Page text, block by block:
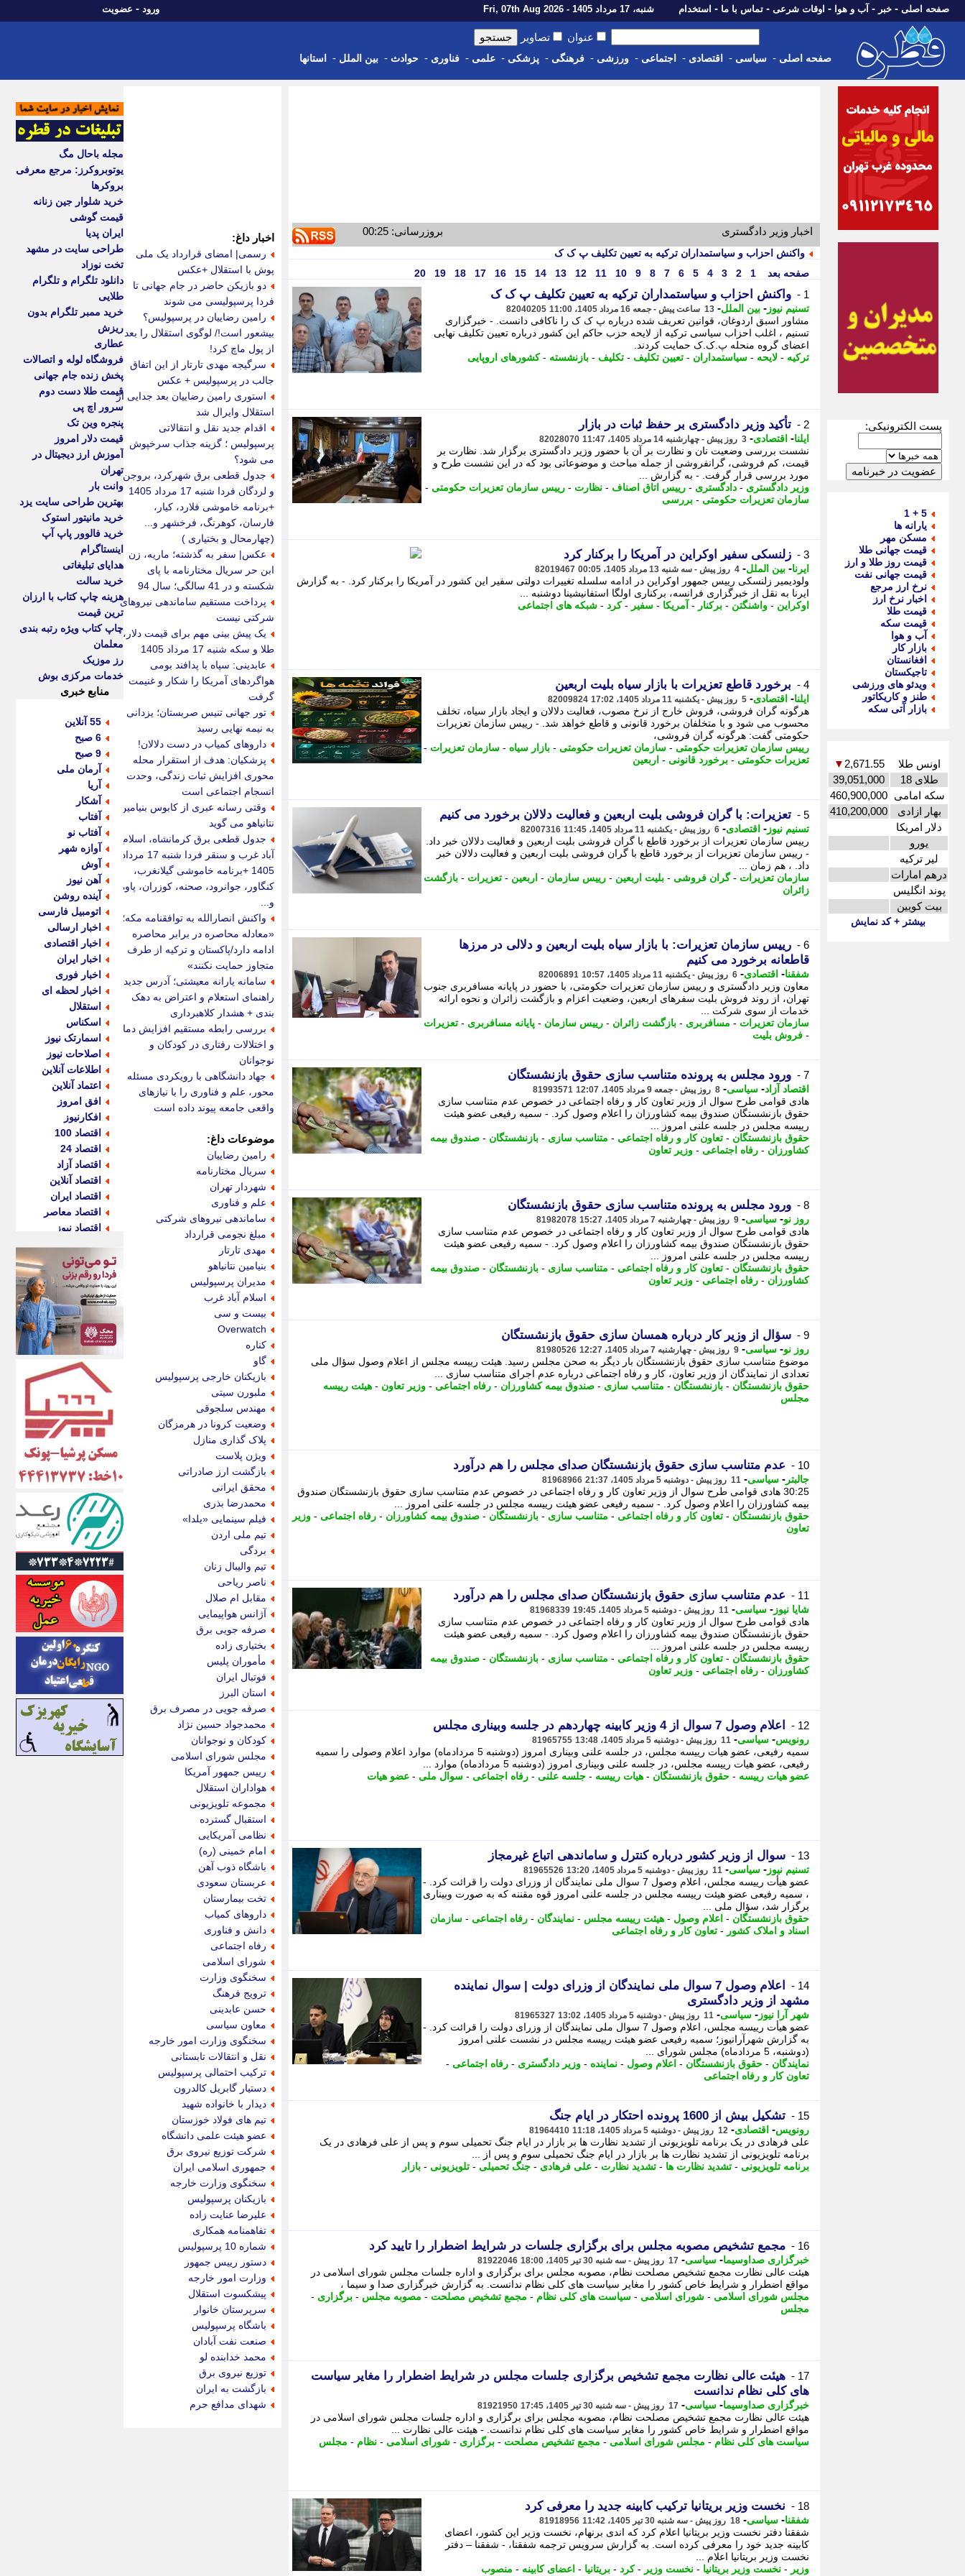
صفحه اصلی - خبر - آب و هوا - اوقات شرعی - تماس با ما - استخدام شنبه، 17 مرداد 1405 - Fri, 07th Aug 2026 ورود - عضویت
عنوان تصاویر
صفحه اصلی - سیاسی - اقتصادی - اجتماعی - ورزشی - فرهنگی - پزشکی - علمی - فناوری - حوادث - بین الملل - استانها
پست الکترونیکی:
5 + 1
یارانه ها
مسکن مهر
قیمت جهانی طلا
قیمت روز طلا و ارز
قیمت جهانی نفت
نرخ ارز مرجع
اخبار نرخ ارز
قیمت طلا
قیمت سکه
آب و هوا
بازار کار
افغانستان
تاجیکستان
ویدئو های ورزشی
طنز و کاریکاتور
بازار آتی سکه
اونس طلا 2,671.55
▼
طلای 18
39,051,000
سکه امامی 460,900,000
بهار ازادی
410,200,000
دلار امریکا
یورو
لیر ترکیه
درهم امارات
پوند انگلیس
بیت کویین
بیشتر + کد نمایش
اخبار وزیر دادگستری بروزرسانی: 00:25
واکنش احزاب و سیاستمداران ترکیه به تعیین تکلیف پ ک ک
صفحه بعد
1
2
3
4
5
6
7
8
9
10
11
12
13
14
15
16
17
18
19
20
1 - واکنش احزاب و سیاستمداران ترکیه به تعیین تکلیف پ ک ک
تسنیم نیوز - بین الملل- 13 ساعت پیش - جمعه 16 مرداد 1405، 11:00 82040205
مشاور اسبق اردوغان، قوانین تعریف شده درباره پ ک ک را ناکافی دانست. - خبرگزاری
تسنیم ، اغلب احزاب سیاسی ترکیه از لایحه حزب حاکم این کشور درباره تعیین تکلیف نهایی
اعضای گروه منحله پ.ک.ک حمایت کردند.
ترکیه - لایحه - سیاستمداران - تعیین تکلیف - تکلیف - بازنشسته -کشورهای اروپایی
2 - تأکید وزیر دادگستری بر حفظ ثبات در بازار
ایلنا- اقتصادی- 3 روز پیش - چهارشنبه 14 مرداد 1405، 11:47 82028070
نشست بررسی وضعیت نان و نظارت بر آن با حضور وزیر دادگستری برگزار شد. نظارت بر
قیمت، کم فروشی، گرانفروشی از جمله مباحث و موضوعاتی بود که در این نشست طرح و
مورد بررسی قرار گرفت. - به گزارش ...
وزیر دادگستری - دادگستری - رییس اتاق اصناف - نظارت - رییس سازمان تعزیرات حکومتی -
سازمان تعزیرات حکومتی - بررسی
3 - زلنسکی سفیر اوکراین در آمریکا را برکنار کرد
ایرنا- بین الملل- 4 روز پیش - سه شنبه 13 مرداد 1405، 00:05 82019467
ولودیمیر زلنسکی رییس جمهور اوکراین در ادامه سلسله تغییرات دولتی سفیر این کشور در آمریکا را برکنار کرد. - به گزارش
ایرنا به نقل از خبرگزاری فرانسه، برکناری اولگا استفانیشینا دوشنبه ...
اوکراین - واشنگتن - برکنار - آمریکا - سفیر -کرد - شبکه های اجتماعی
4 - برخورد قاطع تعزیرات با بازار سیاه بلیت اربعین
ایلنا- اقتصادی- 5 روز پیش - یکشنبه 11 مرداد 1405، 17:02 82009824
هرگونه گران فروشی، فروش خارج از نرخ مصوب، فعالیت دلالان و ایجاد بازار سیاه، تخلف
محسوب می شود و با متخلفان برخورد قانونی و قاطع خواهد شد. - رییس سازمان تعزیرات
حکومتی گفت: هرگونه گران فروشی،
رییس سازمان تعزیرات حکومتی - سازمان تعزیرات حکومتی - بازار سیاه - سازمان تعزیرات -
تعزیرات حکومتی - برخورد قانونی - اربعین
5 - تعزیرات: با گران فروشی بلیت اربعین و فعالیت دلالان برخورد می کنیم
تسنیم نیوز - اقتصادی- 6 روز پیش - یکشنبه 11 مرداد 1405، 11:45 82007316
رییس سازمان تعزیرات از برخورد قاطع با گران فروشی بلیت اربعین و فعالیت دلالان خبر داد.
- رییس سازمان تعزیرات از برخورد قاطع با گران فروشی بلیت اربعین و فعالیت دلالان خبر
داد. ، هم زمان ...
سازمان تعزیرات -گران فروشی - بلیت اربعین - رییس سازمان - اربعین - تعزیرات - بازگشت
زائران
6 -
رییس سازمان تعزیرات: با بازار سیاه بلیت اربعین و دلالی در مرزها
قاطعانه برخورد می کنیم
شفقنا- اقتصادی- 6 روز پیش - یکشنبه 11 مرداد 1405، 10:57 82006891
معاون وزیر دادگستری و رییس سازمان تعزیرات حکومتی، با حضور در پایانه مسافربری جنوب
تهران، از روند فروش بلیت سفرهای اربعین، وضعیت اعزام و بازگشت زائران و نحوه ارائه
خدمات از سوی شرکت ...
سازمان تعزیرات - مسافربری - بازگشت زائران - رییس سازمان - پایانه مسافربری - تعزیرات
- فروش بلیت
7 - ورود مجلس به پرونده متناسب سازی حقوق بازنشستگان
اقتصاد آزاد- سیاسی- 8 روز پیش - جمعه 9 مرداد 1405، 12:07 81993571
هادی قوامی طرح سوال از وزیر تعاون کار و رفاه اجتماعی در خصوص عدم متناسب سازی
حقوق بازنشستگان صندوق بیمه کشاورزان را اعلام وصول کرد. - سمیه رفیعی عضو هیئت
رییسه مجلس در جلسه علنی امروز ...
حقوق بازنشستگان - تعاون کار و رفاه اجتماعی - متناسب سازی - بازنشستگان - صندوق بیمه
کشاورزان - رفاه اجتماعی - وزیر تعاون
8 - ورود مجلس به پرونده متناسب سازی حقوق بازنشستگان
روز نو- سیاسی- 9 روز پیش - چهارشنبه 7 مرداد 1405، 15:27 81982078
هادی قوامی طرح سوال از وزیر تعاون کار و رفاه اجتماعی در خصوص عدم متناسب سازی
حقوق بازنشستگان صندوق بیمه کشاورزان را اعلام وصول کرد. - سمیه رفیعی عضو هیئت
رییسه مجلس در جلسه علنی امروز ...
حقوق بازنشستگان - تعاون کار و رفاه اجتماعی - متناسب سازی - بازنشستگان - صندوق بیمه
کشاورزان - رفاه اجتماعی - وزیر تعاون
9 - سؤال از وزیر کار درباره همسان سازی حقوق بازنشستگان
روز نو- سیاسی- 9 روز پیش - چهارشنبه 7 مرداد 1405، 12:27 81980526
موضوع متناسب سازی حقوق بازنشستگان بار دیگر به صحن مجلس رسید. هیئت رییسه مجلس از اعلام وصول سؤال ملی
تعدادی از نمایندگان از وزیر تعاون، کار و رفاه اجتماعی درباره عدم اجرای متناسب سازی ...
حقوق بازنشستگان - بازنشستگان - متناسب سازی - صندوق بیمه کشاورزان - رفاه اجتماعی - وزیر تعاون - هیئت رییسه
مجلس
10 - عدم متناسب سازی حقوق بازنشستگان صدای مجلس را هم درآورد
جالبتر - سیاسی- 11 روز پیش - دوشنبه 5 مرداد 1405، 21:37 81968966
30:25 هادی قوامی طرح سوال از وزیر تعاون کار و رفاه اجتماعی در خصوص عدم متناسب سازی حقوق بازنشستگان صندوق
بیمه کشاورزان را اعلام وصول کرد. - سمیه رفیعی عضو هیئت رییسه مجلس در جلسه علنی امروز ...
حقوق بازنشستگان - تعاون کار و رفاه اجتماعی - متناسب سازی - بازنشستگان - صندوق بیمه کشاورزان - رفاه اجتماعی - وزیر
تعاون
11 - عدم متناسب سازی حقوق بازنشستگان صدای مجلس را هم درآورد
شایا نیوز - سیاسی- 11 روز پیش - دوشنبه 5 مرداد 1405، 19:45 81968339
هادی قوامی طرح سوال از وزیر تعاون کار و رفاه اجتماعی در خصوص عدم متناسب سازی
حقوق بازنشستگان صندوق بیمه کشاورزان را اعلام وصول کرد. - سمیه رفیعی عضو هیئت
رییسه مجلس در جلسه علنی امروز ...
حقوق بازنشستگان - تعاون کار و رفاه اجتماعی - متناسب سازی - بازنشستگان - صندوق بیمه
کشاورزان - رفاه اجتماعی - وزیر تعاون
12 - اعلام وصول 7 سوال از 4 وزیر کابینه چهاردهم در جلسه وبیناری مجلس
رونویس- سیاسی- 11 روز پیش - دوشنبه 5 مرداد 1405، 13:48 81965755
سمیه رفیعی، عضو هیات رییسه مجلس، در جلسه علنی وبیناری امروز (دوشنبه 5 مردادماه) موارد اعلام وصولی را سمیه
رفیعی، عضو هیات رییسه مجلس، در جلسه علنی وبیناری امروز (دوشنبه 5 مردادماه) موارد ...
عضو هیات رییسه - حقوق بازنشستگان - هیات رییسه - جلسه علنی - رفاه اجتماعی - سوال ملی - عضو هیات
13 - سوال از وزیر کشور درباره کنترل و ساماندهی اتباع غیرمجاز
تسنیم نیوز - سیاسی- 11 روز پیش - دوشنبه 5 مرداد 1405، 13:20 81965526
عضو هیأت رییسه مجلس، اعلام وصول 7 سوال ملی نمایندگان از وزرای دولت را قرائت کرد. -
، سمیه رفیعی عضو هیئت رییسه مجلس در جلسه علنی امروز قوه مقننه که به صورت وبیناری
برگزار شد، سؤال ملی ...
حقوق بازنشستگان - اعلام وصول - هیئت رییسه مجلس - نمایندگان - رفاه اجتماعی - سازمان
اسناد و املاک کشور - تعاون کار و رفاه اجتماعی
14 -
اعلام وصول 7 سوال ملی نمایندگان از وزرای دولت | سوال نماینده
مشهد از وزیر دادگستری
شهر آرا نیوز - سیاسی- 11 روز پیش - دوشنبه 5 مرداد 1405، 13:02 81965327
عضو هیأت رییسه مجلس، اعلام وصول 7 سوال ملی نمایندگان از وزرای دولت را قرائت کرد. -
به گزارش شهرآرانیوز؛ سمیه رفیعی عضو هیئت رییسه مجلس در نشست علنی امروز
(دوشنبه، 5 مردادماه) مجلس شورای ...
نمایندگان - حقوق بازنشستگان - اعلام وصول - نماینده - وزیر دادگستری - رفاه اجتماعی -
تعاون کار و رفاه اجتماعی
15 - تشکیل بیش از 1600 پرونده احتکار در ایام جنگ
رونویس- اقتصادی- 12 روز پیش - دوشنبه 5 مرداد 1405، 11:18 81964410
علی فرهادی در یک برنامه تلویزیونی از تشدید نظارت ها بر بازار در ایام جنگ تحمیلی سوم و پس از علی فرهادی در یک
برنامه تلویزیونی از تشدید نظارت ها بر بازار در ایام جنگ تحمیلی سوم و پس از ...
برنامه تلویزیونی - تشدید نظارت ها - تشدید نظارت - علی فرهادی - جنگ تحمیلی - تلویزیونی - بازار
16 - مجمع تشخیص مصوبه مجلس برای برگزاری جلسات در شرایط اضطرار را تایید کرد
خبرگزاری صداوسیما- سیاسی- 17 روز پیش - سه شنبه 30 تیر 1405، 18:00 81922046
هیئت عالی نظارت مجمع تشخیص مصلحت نظام، مصوبه مجلس برای برگزاری و اداره جلسات مجلس شورای اسلامی در
مواقع اضطرار و شرایط خاص کشور را مغایر سیاست های کلی نظام ندانست. به گزارش خبرگزاری صدا و سیما ،
مجلس شورای اسلامی - شورای اسلامی - سیاست های کلی نظام - مجمع تشخیص مصلحت - مصوبه مجلس - برگزاری -
مجلس
17 -
هیئت عالی نظارت مجمع تشخیص برگزاری جلسات مجلس در شرایط اضطرار را مغایر سیاست
های کلی نظام ندانست
خبرگزاری صداوسیما- سیاسی- 17 روز پیش - سه شنبه 30 تیر 1405، 17:45 81921950
هیئت عالی نظارت مجمع تشخیص مصلحت نظام، مصوبه مجلس برای برگزاری و اداره جلسات مجلس شورای اسلامی در
مواقع اضطرار و شرایط خاص کشور را مغایر سیاست های کلی نظام ندانست. - هیئت عالی نظارت ...
سیاست های کلی نظام - مجلس شورای اسلامی - مجمع تشخیص مصلحت - برگزاری - شورای اسلامی - نظام - مجلس
18 - نخست وزیر بریتانیا ترکیب کابینه جدید را معرفی کرد
شفقنا- سیاسی- 18 روز پیش - سه شنبه 30 تیر 1405، 11:42 81918956
شفقنا دفتر نخست وزیر بریتانیا اعلام کرد که اندی برنهام، نخست وزیر این کشور، اعضای
کابینه جدید خود را معرفی کرده است. به گزارش سرویس ترجمه شفقنا، - شفقنا – دفتر
نخست وزیر بریتانیا اعلام ...
وزیر - نخست وزیر بریتانیا - نخست وزیر -کرد - بریتانیا - اعضای کابینه - منصوب
اخبار داغ:
رسمی| امضای قرارداد یک ملی
پوش با استقلال +عکس
دو بازیکن حاضر در جام جهانی تا
فردا پرسپولیسی می شوند
رامین رضاییان در پرسپولیس؟
بیشعور است!/ لوگوی استقلال را بعد
از پول ماچ کرد!
سرگیجه مهدی تارتار از این اتفاق
جالب در پرسپولیس + عکس
استوری رامین رضاییان بعد جدایی از
استقلال وایرال شد
اقدام جدید نقل و انتقالاتی
پرسپولیس ؛ گزینه جذاب سرخپوش
می شود؟
جدول قطعی برق شهرکرد، بروجن
و لردگان فردا شنبه 17 مرداد 1405
+برنامه خاموشی فلارد، کیار،
فارسان، کوهرنگ، فرخشهر و...
(چهارمحال و بختیاری )
عکس| سفر به گذشته؛ ماریه، زن
ابن حر سریال مختارنامه با پای
شکسته و در 41 سالگی؛ سال 94
پرداخت مستقیم ساماندهی نیروهای
شرکتی نیست
یک پیش بینی مهم برای قیمت دلار،
طلا و سکه شنبه 17 مرداد 1405
عابدینی: سپاه با پدافند بومی
هواگردهای آمریکا را شکار و غنیمت
گرفت
تور جهانی تنیس صربستان؛ یزدانی
به نیمه نهایی رسید
داروهای کمیاب در دست دلالان!
پزشکیان: هدف از استقرار محله
محوری افزایش ثبات زندگی، وحدت و
انسجام اجتماعی است
وقتی رسانه عبری از کابوس بنیامین
نتانیاهو می گوید
جدول قطعی برق کرمانشاه، اسلام
آباد غرب و سنقر فردا شنبه 17 مرداد
1405 +برنامه خاموشی گیلانغرب،
کنگاور، جوانرود، صحنه، کوزران، پاوه
و...
واکنش انصارالله به توافقنامه مکه؛
«معادله محاصره در برابر محاصره
ادامه دارد/پاکستان و ترکیه از طرف
متجاوز حمایت نکنند»
سامانه یارانه معیشتی؛ آدرس جدید،
راهنمای استعلام و اعتراض به دهک
بندی + هشدار کلاهبرداری
بررسی رابطه مستقیم افزایش دما
و اختلالات رفتاری در کودکان و
نوجوانان
جهاد دانشگاهی با رویکردی مسئله
محور، علم و فناوری را با نیازهای
واقعی جامعه پیوند داده است
موضوعات داغ:
رامین رضاییان
سریال مختارنامه
شهردار تهران
علم و فناوری
ساماندهی نیروهای شرکتی
مبلغ نجومی قرارداد
مهدی تارتار
بنیامین نتانیاهو
مدیران پرسپولیس
اسلام آباد غرب
بیست و سی
Overwatch
کناره
گاو
بازیکنان خارجی پرسپولیس
ملبورن سیتی
مهندس سلجوقی
وضعیت کرونا در هرمزگان
پلاک گذاری منازل
ویژن پلاست
بازگشت ارز صادراتی
محقق ایرانی
محمدرضا بذری
فیلم سینمایی «یلدا»
تیم ملی اردن
بردگی
تیم والیبال زنان
ناصر ریاحی
مقابل ام صلال
آژانس هواپیمایی
صرفه جویی برق
بختیاری زاده
مأموران پلیس
فوتبال ایران
استان البرز
صرفه جویی در مصرف برق
محمدجواد حسین نژاد
کودکان و نوجوانان
مجلس شورای اسلامی
رییس جمهور آمریکا
هواداران استقلال
مجموعه تلویزیونی
استقبال گسترده
نظامی آمریکایی
امام خمینی (ره)
باشگاه ذوب آهن
عربستان سعودی
تخت بیمارستان
داروهای کمیاب
دانش و فناوری
رفاه اجتماعی
شورای اسلامی
سخنگوی وزارت
ترویج فرهنگ
حسن عابدینی
معاون سیاسی
سخنگوی وزارت امور خارجه
نقل و انتقالات تابستانی
ترکیب احتمالی پرسپولیس
دستیار گابریل کالدرون
دیدار با خانواده شهید
تیم های فولاد خوزستان
عضو هیئت علمی دانشگاه
شرکت توزیع نیروی برق
جمهوری اسلامی ایران
سخنگوی وزارت خارجه
بازیکنان پرسپولیس
علیرضا عنایت زاده
تفاهمنامه همکاری
شماره 10 پرسپولیس
دستور رییس جمهور
وزارت امور خارجه
پیشکسوت استقلال
سرپرستان خانوار
باشگاه پرسپولیس
صنعت نفت آبادان
محمد خدابنده لو
توزیع نیروی برق
بازگشت به ایران
شهدای مدافع حرم
مجله باحال مگ
یوتوبروکرز: مرجع معرفی
بروکرها
خرید شلوار جین زنانه
قیمت گوشی
ایران پدیا
طراحی سایت در مشهد
تخت نوزاد
دانلود تلگرام و تلگرام
طلایی
خرید ممبر تلگرام بدون
ریزش
عطاری
فروشگاه لوله و اتصالات
پخش زنده جام جهانی
قیمت طلا دست دوم
سرور اچ پی
پنجره وین تک
قیمت دلار امروز
آموزش ارز دیجیتال در
تهران
وانت بار
بهترین طراحی سایت یزد
خرید مانیتور استوک
خرید فالوور پاپ آپ
اینستاگرام
هدایای تبلیغاتی
خرید سالت
هزینه چاپ کتاب با ارزان
ترین قیمت
چاپ کتاب ویژه رتبه بندی
معلمان
رز موزیک
خدمات مرکزی بوش
منابع خبری
55 آنلاین
6 صبح
9 صبح
آرمان ملی
آریا
آشکار
آفتاب
آفتاب نو
آوازه شهر
آوش
آهن نیوز
آینده روشن
اتومبیل فارسی
اخبار ارسالی
اخبار اقتصادی
اخبار ایران
اخبار فوری
اخبار لحظه ای
استقلال
اسکناس
اسمارتک نیوز
اصلاحات نیوز
اطلاعات آنلاین
اعتماد آنلاین
افق امروز
افکارنیوز
اقتصاد 100
اقتصاد 24
اقتصاد آزاد
اقتصاد آنلاین
اقتصاد ایران
اقتصاد معاصر
اقتصاد نیوز
اکوفارس
اکونگار
اکونیوز
الف
انتشار آنلاین
اندیشه قرن
اندیشه معاصر
اندیشه ها
انرژی پرس
ای استخدام
ایتنا
ایراف
ایران آرت
ایران آنلاین
ایران زندگی
ایران فوری
ایرانی روز
ایرانیتال
ایرنا
ایسکانیوز
ایسنا
ایکنا
ایلنا
اینتیتر
ایونا نیوز
بازتاب آنلاین
باشگاه خبرنگاران
باغستان نیوز
بامبوک
ببین و بخون
بدینسان
بنکر